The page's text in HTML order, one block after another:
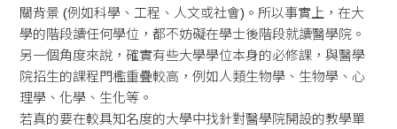
關背景 (例如科學、工程、人文或社會)。所以事實上，在大
學的階段讀任何學位，都不妨礙在學士後階段就讀醫學院。
另一個角度來說，確實有些大學學位本身的必修課，與醫學
院招生的課程門檻重疊較高，例如人類生物學、生物學、心
理學、化學、生化等。
若真的要在較具知名度的大學中找針對醫學院開設的教學單